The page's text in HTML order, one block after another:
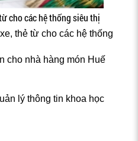
cho các hệ thống siêu thị
thẻ từ cho các hệ thống
cho nhà hàng món Huế
lý thông tin khoa học